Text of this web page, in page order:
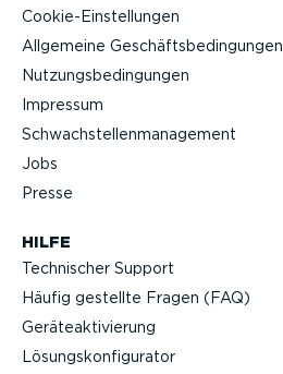
HILFE
Technischer Support
Häufig gestellte Fragen (FAQ)
Geräteak­ti­vierung
Lösungs­kon­fi­gu­rator
Cookie-Ein­stel­lungen
Allgemeine Geschäfts­be­din­gungen
Nutzungs­be­din­gungen
Impressum
Schwach­stel­len­ma­nagement
Jobs
Presse